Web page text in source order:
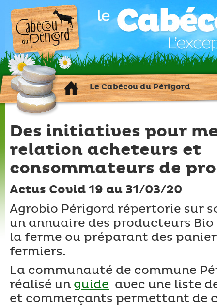
Le Cabécou du Périgord
Des initiatives pour
relation acheteurs et
consommateurs de
Actus Covid 19 au 31/03/20
Agrobio Périgord répertorie sur
un annuaire des producteurs
la ferme ou préparant des
fermiers.
La communauté de commune
réalisé un guide avec une liste
et commerçants permettant de